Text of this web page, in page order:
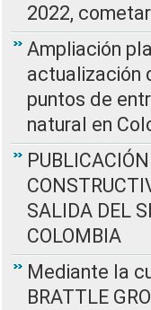
2022,
Ampliación
actualización
puntos de
natural en
SALIDA DEL
COLOMBIA
Mediante la
BRATTLE